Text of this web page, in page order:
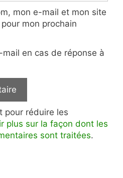
mon e-mail et mon site
mon prochain
en cas de réponse à
pour réduire les
plus sur la façon dont les
sont traitées.